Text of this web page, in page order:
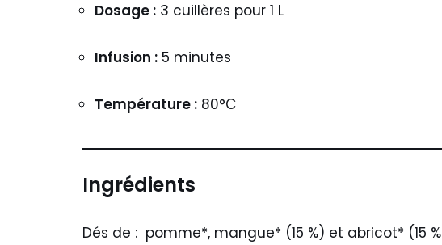
Dosage : 3 cuillères pour 1 L
Infusion : 5 minutes
Température : 80°C
Ingrédients
Dés de : pomme*, mangue* (15 %) et abricot* (15